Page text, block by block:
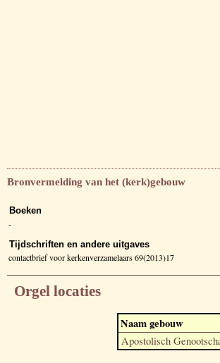
Bronvermelding van het (kerk)gebouw
Boeken
-
Tijdschriften en andere uitgaves
contactbrief voor kerkenverzamelaars 69(2013)17
Orgel locaties
Naam gebouw
Apostolisch